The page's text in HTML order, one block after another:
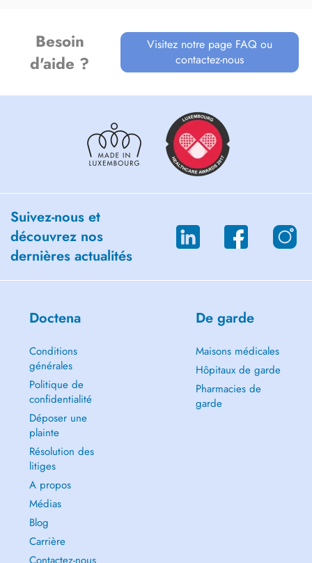
Besoin
d'aide ?
Visitez notre page FAQ ou
contactez-nous
Suivez-nous et
découvrez nos
dernières actualités
Doctena
Conditions
générales
Politique de
confidentialité
Déposer une
plainte
Résolution des
litiges
A propos
Médias
Blog
Carrière
De garde
Maisons médicales
Hôpitaux de garde
Pharmacies de
garde